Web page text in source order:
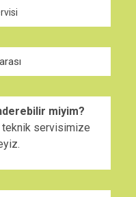
miyim?
teknik servisimize